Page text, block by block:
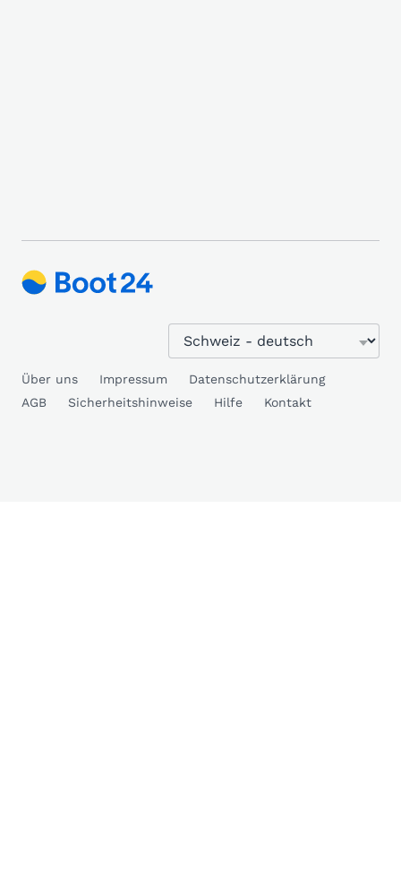
Über uns Impressum
Datenschutzerklärung
AGB
Sicherheitshinweise Hilfe Kontakt